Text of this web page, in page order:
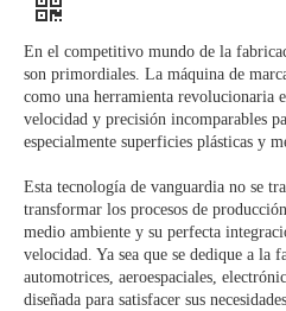
En el competitivo mundo de la
son primordiales. La máquina de
como una herramienta revolucionaria
velocidad y precisión incomparables
especialmente superficies plásticas y
Esta tecnología de vanguardia no se
transformar los procesos de
medio ambiente y su perfecta
velocidad. Ya sea que se dedique a la
automotrices, aeroespaciales,
diseñada para satisfacer sus